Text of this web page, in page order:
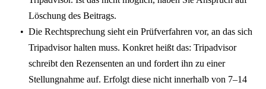
Löschung des Beitrags.
Die Rechtsprechung sieht ein Prüfverfahren vor, an das sich
Tripadvisor halten muss. Konkret heißt das: Tripadvisor
schreibt den Rezensenten an und fordert ihn zu einer
Stellungnahme auf. Erfolgt diese nicht innerhalb von 7–14